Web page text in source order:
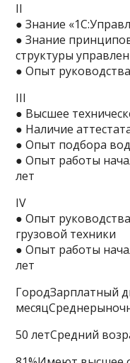
II
● Знание
● Знание
структуры
● Опыт
III
● Высшее
● Наличие
● Опыт подбора
● Опыт работы
лет
IV
● Опыт
грузовой техники
● Опыт работы
лет
ГородЗарплатный
50 летСредний